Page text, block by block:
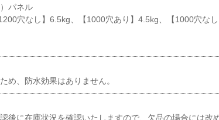
パネル
穴なし】6.5kg、【1000穴あり】4.5kg、【1000穴な
め、防水効果はありません。
後に在庫状況を確認いたしますので、欠品の場合には改